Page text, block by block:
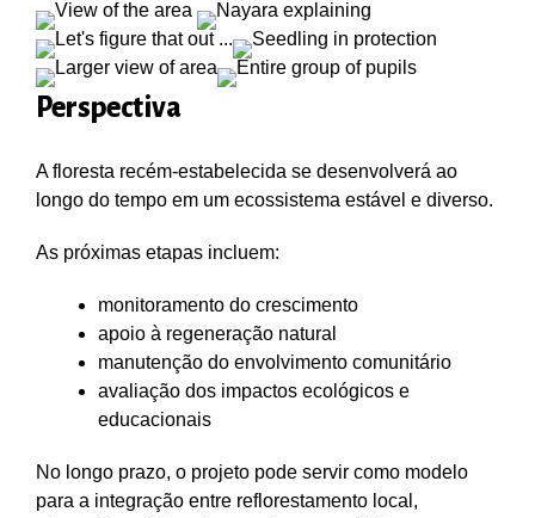
Perspectiva
A floresta recém-estabelecida se desenvolverá ao
longo do tempo em um ecossistema estável e diverso.
As próximas etapas incluem:
monitoramento do crescimento
apoio à regeneração natural
manutenção do envolvimento comunitário
avaliação dos impactos ecológicos e
educacionais
No longo prazo, o projeto pode servir como modelo
para a integração entre reflorestamento local,